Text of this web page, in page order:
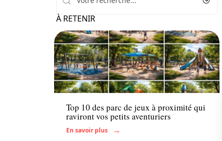
À RETENIR
Enfant
Top 10 des parc de jeux à proximité qui
raviront vos petits aventuriers
En savoir plus